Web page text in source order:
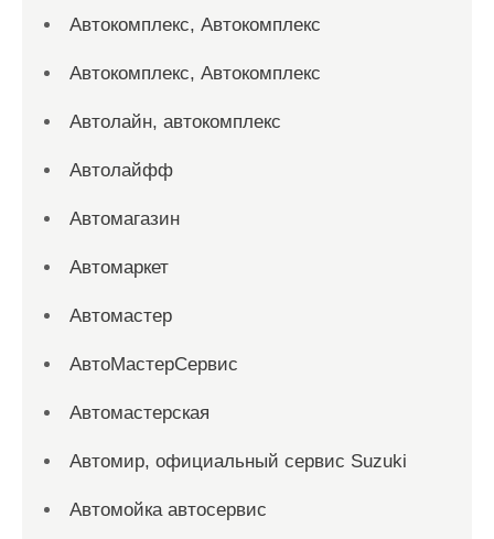
Автокомплекс, Автокомплекс
Автокомплекс, Автокомплекс
Автолайн, автокомплекс
Автолайфф
Автомагазин
Автомаркет
Автомастер
АвтоМастерСервис
Автомастерская
Автомир, официальный сервис Suzuki
Автомойка автосервис